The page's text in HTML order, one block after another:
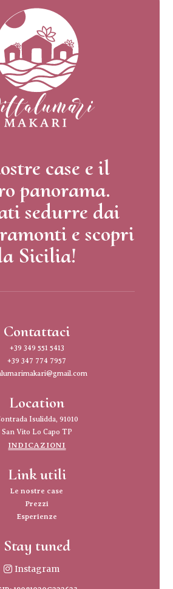
case e il
panorama.
sedurre dai
e scopri
Sicilia!
Contattaci
+39 349 551 5413
+39 347 774 7957
Location
Isulidda, 91010
San Vito Lo Capo TP
INDICAZIONI
Link utili
Le nostre case
Prezzi
Esperienze
Stay tuned
Instagram